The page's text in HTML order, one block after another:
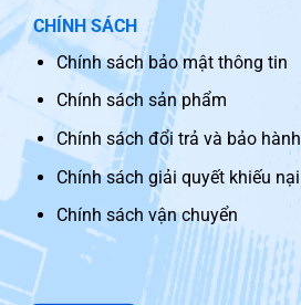
CHÍNH SÁCH
Chính sách bảo mật thông tin
Chính sách sản phẩm
Chính sách đổi trả và bảo hành
Chính sách giải quyết khiếu nại
Chính sách vận chuyển